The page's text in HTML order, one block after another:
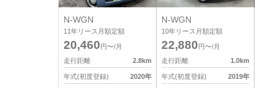
N-WGN
11年リース月額定額
20,460 円〜/月
走行距離
2.8km
年式(初度登録) 2020年
N-WGN
10年リース月額定額
22,880 円〜/月
走行距離
1.0km
年式(初度登録) 2019年